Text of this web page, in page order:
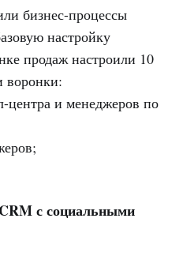
бизнес-процессы
настройку
продаж настроили 10
воронки:
центра и менеджеров по
с социальными